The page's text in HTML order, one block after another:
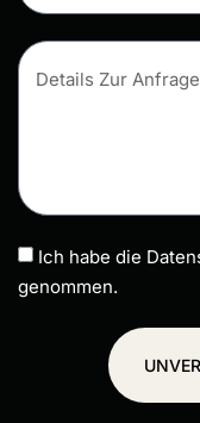
Ich habe die
genommen.